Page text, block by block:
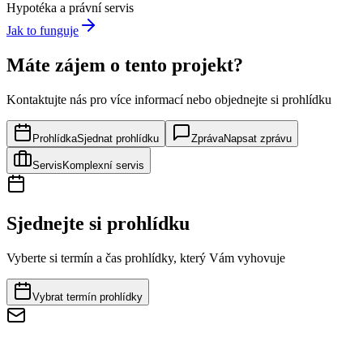
Hypotéka a právní servis
Jak to funguje
Máte zájem o tento projekt?
Kontaktujte nás pro více informací nebo objednejte si prohlídku
ProhlídkaSjednat prohlídku ZprávaNapsat zprávu
Servis Komplexní servis
Sjednejte si prohlídku
Vyberte si termín a čas prohlídky, který Vám vyhovuje
Vybrat termín prohlídky